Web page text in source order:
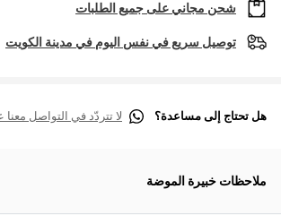
شحن مجاني على جميع الطلبات
توصيل سريع في نفس اليوم في مدينة الكويت
هل تحتاج إلى مساعدة؟ لا تتردّد في التواصل معنا
ملاحظات خبيرة الموضة